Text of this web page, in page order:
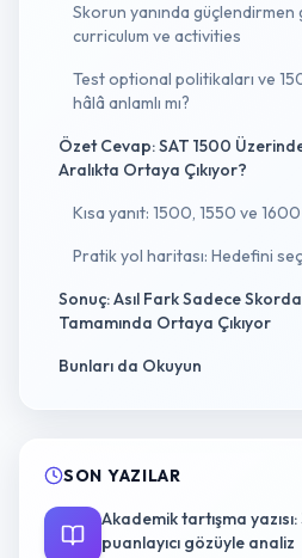
Skorun yanında güçlendirmen
curriculum ve activities
Test optional politikaları ve
hâlâ anlamlı mı?
Özet Cevap: SAT 1500
Aralıkta Ortaya Çıkıyor?
Kısa yanıt: 1500, 1550 ve
Pratik yol haritası: Hedefini
Sonuç: Asıl Fark Sadece
Tamamında Ortaya Çıkıyor
Bunları da Okuyun
SON YAZILAR
Akademik tartışma
puanlayıcı gözüyle analiz